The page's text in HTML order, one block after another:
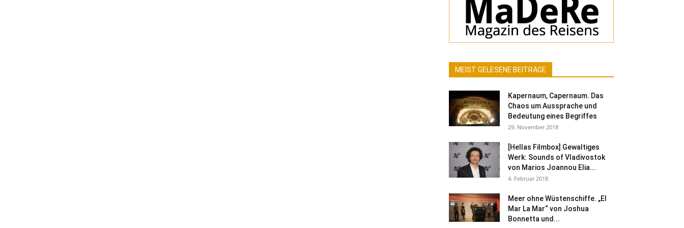
MEIST GELESENE BEITRÄGE
Kapernaum, Capernaum. Das
Chaos um Aussprache und
Bedeutung eines Begriffes
29. November 2018
[Hellas Filmbox] Gewaltiges
Werk: Sounds of Vladivostok
von Marios Joannou Elia...
4. Februar 2018
Meer ohne Wüstenschiffe. „El
Mar La Mar“ von Joshua
Bonnetta und...